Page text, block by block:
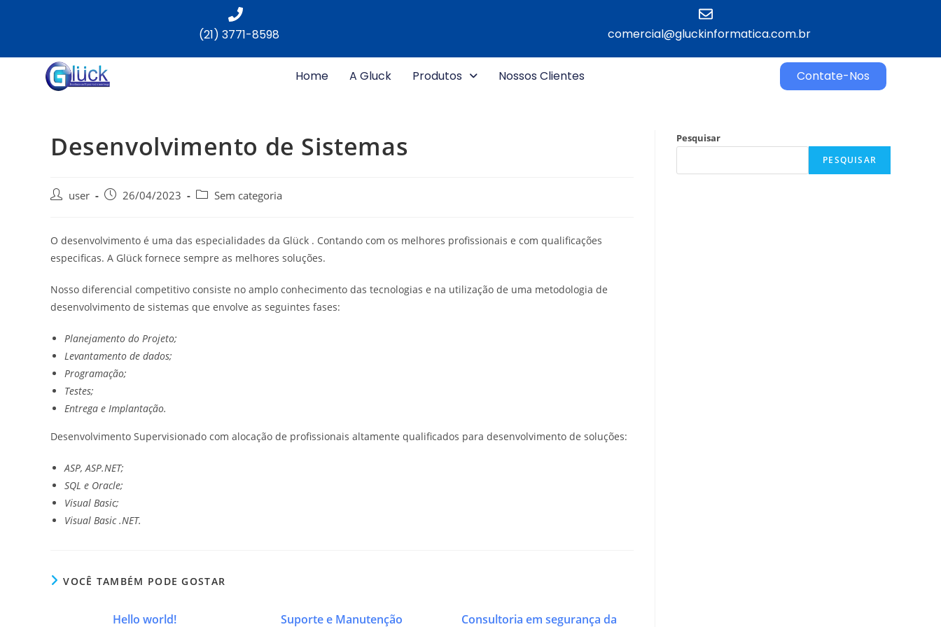
(21) 3771-8598 comercial@gluckinformatica.com.br​
Home A Gluck Produtos Nossos Clientes Contate-Nos
Desenvolvimento de Sistemas
user 26/04/2023 Sem categoria
O desenvolvimento é uma das especialidades da Glück . Contando com os melhores profissionais e com qualificações
especificas. A Glück fornece sempre as melhores soluções.
Nosso diferencial competitivo consiste no amplo conhecimento das tecnologias e na utilização de uma metodologia de
desenvolvimento de sistemas que envolve as seguintes fases:
Planejamento do Projeto;
Levantamento de dados;
Programação;
Testes;
Entrega e Implantação.
Desenvolvimento Supervisionado com alocação de profissionais altamente qualificados para desenvolvimento de soluções:
ASP, ASP.NET;
SQL e Oracle;
Visual Basic;
Visual Basic .NET.
VOCÊ TAMBÉM PODE GOSTAR
Hello world! Suporte e Manutenção Consultoria em segurança da
Pesquisar
PESQUISAR